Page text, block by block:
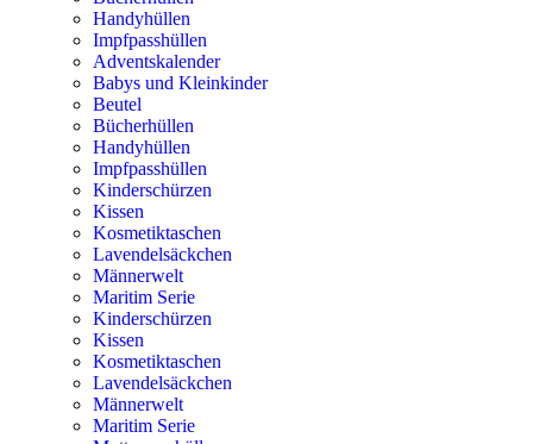
Handyhüllen
Impfpasshüllen
Adventskalender
Babys und Kleinkinder
Beutel
Bücherhüllen
Handyhüllen
Impfpasshüllen
Kinderschürzen
Kissen
Kosmetiktaschen
Lavendelsäckchen
Männerwelt
Maritim Serie
Kinderschürzen
Kissen
Kosmetiktaschen
Lavendelsäckchen
Männerwelt
Maritim Serie